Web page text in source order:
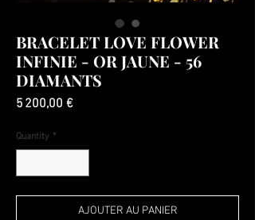
BRACELET LOVE FLOWER
INFINIE - OR JAUNE - 56
DIAMANTS
5 200,00 €Price
Quantity *
AJOUTER AU PANIER